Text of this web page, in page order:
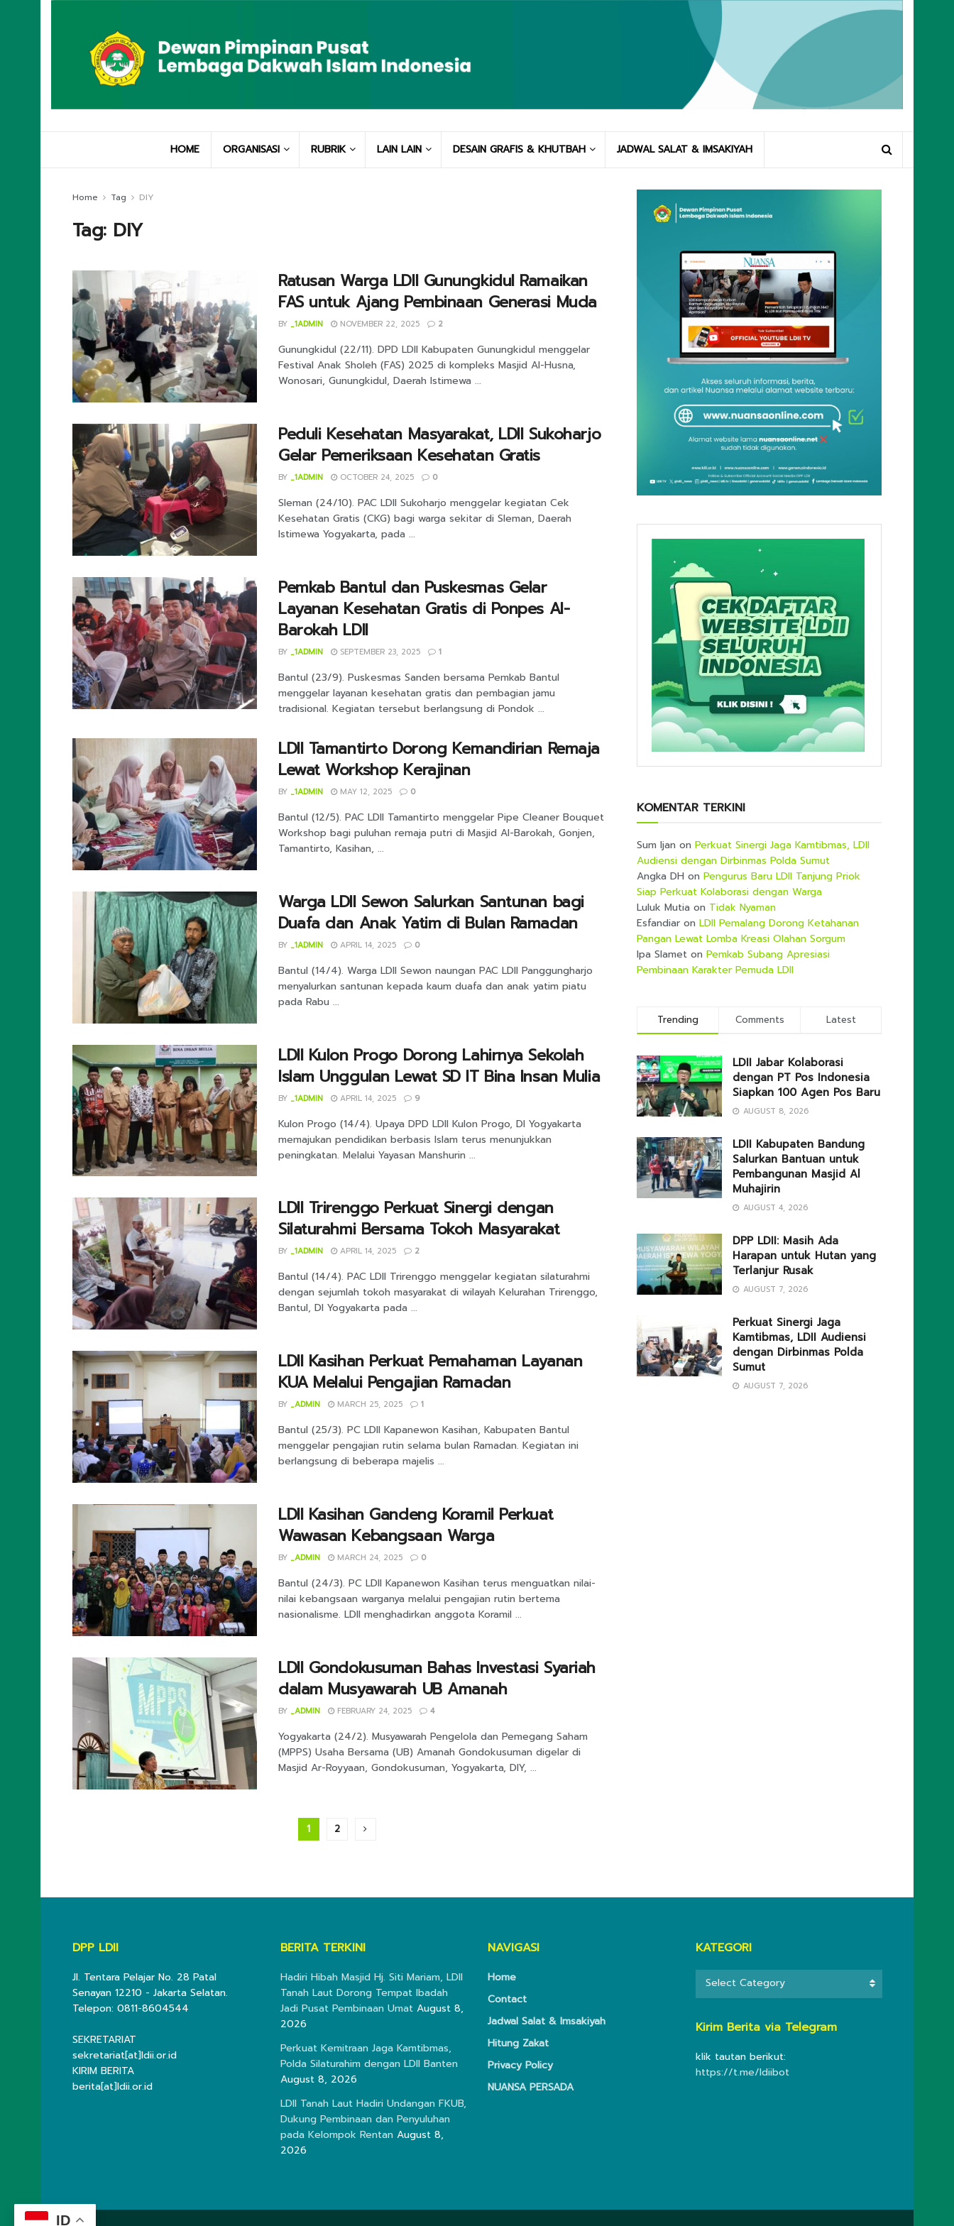
HOME ORGANISASI RUBRIK LAIN LAIN DESAIN GRAFIS & KHUTBAH JADWAL SALAT & IMSAKIYAH
Home Tag DIY
Tag: DIY
Ratusan Warga LDII Gunungkidul Ramaikan
FAS untuk Ajang Pembinaan Generasi Muda
BY _1ADMIN NOVEMBER 22, 2025 2
Gunungkidul (22/11). DPD LDII Kabupaten Gunungkidul menggelar
Festival Anak Sholeh (FAS) 2025 di kompleks Masjid Al-Husna,
Wonosari, Gunungkidul, Daerah Istimewa ...
Peduli Kesehatan Masyarakat, LDII Sukoharjo
Gelar Pemeriksaan Kesehatan Gratis
BY _1ADMIN OCTOBER 24, 2025 0
Sleman (24/10). PAC LDII Sukoharjo menggelar kegiatan Cek
Kesehatan Gratis (CKG) bagi warga sekitar di Sleman, Daerah
Istimewa Yogyakarta, pada ...
Pemkab Bantul dan Puskesmas Gelar
Layanan Kesehatan Gratis di Ponpes Al-
Barokah LDII
BY _1ADMIN SEPTEMBER 23, 2025 1
Bantul (23/9). Puskesmas Sanden bersama Pemkab Bantul
menggelar layanan kesehatan gratis dan pembagian jamu
tradisional. Kegiatan tersebut berlangsung di Pondok ...
LDII Tamantirto Dorong Kemandirian Remaja
Lewat Workshop Kerajinan
BY _1ADMIN MAY 12, 2025 0
Bantul (12/5). PAC LDII Tamantirto menggelar Pipe Cleaner Bouquet
Workshop bagi puluhan remaja putri di Masjid Al-Barokah, Gonjen,
Tamantirto, Kasihan, ...
Warga LDII Sewon Salurkan Santunan bagi
Duafa dan Anak Yatim di Bulan Ramadan
BY _1ADMIN APRIL 14, 2025 0
Bantul (14/4). Warga LDII Sewon naungan PAC LDII Panggungharjo
menyalurkan santunan kepada kaum duafa dan anak yatim piatu
pada Rabu ...
LDII Kulon Progo Dorong Lahirnya Sekolah
Islam Unggulan Lewat SD IT Bina Insan Mulia
BY _1ADMIN APRIL 14, 2025 9
Kulon Progo (14/4). Upaya DPD LDII Kulon Progo, DI Yogyakarta
memajukan pendidikan berbasis Islam terus menunjukkan
peningkatan. Melalui Yayasan Manshurin ...
LDII Trirenggo Perkuat Sinergi dengan
Silaturahmi Bersama Tokoh Masyarakat
BY _1ADMIN APRIL 14, 2025 2
Bantul (14/4). PAC LDII Trirenggo menggelar kegiatan silaturahmi
dengan sejumlah tokoh masyarakat di wilayah Kelurahan Trirenggo,
Bantul, DI Yogyakarta pada ...
LDII Kasihan Perkuat Pemahaman Layanan
KUA Melalui Pengajian Ramadan
BY _ADMIN MARCH 25, 2025 1
Bantul (25/3). PC LDII Kapanewon Kasihan, Kabupaten Bantul
menggelar pengajian rutin selama bulan Ramadan. Kegiatan ini
berlangsung di beberapa majelis ...
LDII Kasihan Gandeng Koramil Perkuat
Wawasan Kebangsaan Warga
BY _ADMIN MARCH 24, 2025 0
Bantul (24/3). PC LDII Kapanewon Kasihan terus menguatkan nilai-
nilai kebangsaan warganya melalui pengajian rutin bertema
nasionalisme. LDII menghadirkan anggota Koramil ...
LDII Gondokusuman Bahas Investasi Syariah
dalam Musyawarah UB Amanah
BY _ADMIN FEBRUARY 24, 2025 4
Yogyakarta (24/2). Musyawarah Pengelola dan Pemegang Saham
(MPPS) Usaha Bersama (UB) Amanah Gondokusuman digelar di
Masjid Ar-Royyaan, Gondokusuman, Yogyakarta, DIY, ...
1 2
KOMENTAR TERKINI
Sum Ijan on Perkuat Sinergi Jaga Kamtibmas, LDII
Audiensi dengan Dirbinmas Polda Sumut
Angka DH on Pengurus Baru LDII Tanjung Priok
Siap Perkuat Kolaborasi dengan Warga
Luluk Mutia on Tidak Nyaman
Esfandiar on LDII Pemalang Dorong Ketahanan
Pangan Lewat Lomba Kreasi Olahan Sorgum
Ipa Slamet on Pemkab Subang Apresiasi
Pembinaan Karakter Pemuda LDII
Trending Comments Latest
LDII Jabar Kolaborasi
dengan PT Pos Indonesia
Siapkan 100 Agen Pos Baru
AUGUST 8, 2026
LDII Kabupaten Bandung
Salurkan Bantuan untuk
Pembangunan Masjid Al
Muhajirin
AUGUST 4, 2026
DPP LDII: Masih Ada
Harapan untuk Hutan yang
Terlanjur Rusak
AUGUST 7, 2026
Perkuat Sinergi Jaga
Kamtibmas, LDII Audiensi
dengan Dirbinmas Polda
Sumut
AUGUST 7, 2026
DPP LDII
Jl. Tentara Pelajar No. 28 Patal
Senayan 12210 - Jakarta Selatan.
Telepon: 0811-8604544
SEKRETARIAT
sekretariat[at]ldii.or.id
KIRIM BERITA
berita[at]ldii.or.id
BERITA TERKINI
Hadiri Hibah Masjid Hj. Siti Mariam, LDII
Tanah Laut Dorong Tempat Ibadah
Jadi Pusat Pembinaan Umat August 8,
2026
Perkuat Kemitraan Jaga Kamtibmas,
Polda Silaturahim dengan LDII Banten
August 8, 2026
LDII Tanah Laut Hadiri Undangan FKUB,
Dukung Pembinaan dan Penyuluhan
pada Kelompok Rentan August 8,
2026
NAVIGASI
Home
Contact
Jadwal Salat & Imsakiyah
Hitung Zakat
Privacy Policy
NUANSA PERSADA
KATEGORI
KATEGORI
Select Category
Kirim Berita via Telegram
klik tautan berikut:
https://t.me/ldiibot
ID